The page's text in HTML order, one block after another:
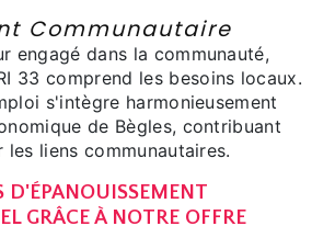
Communautaire
engagé dans la communauté,
33 comprend les besoins locaux.
s'intègre harmonieusement
de Bègles, contribuant
liens communautaires.
D'ÉPANOUISSEMENT
GRÂCE À NOTRE OFFRE